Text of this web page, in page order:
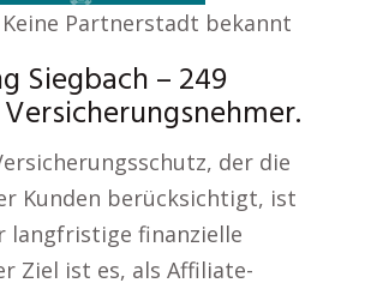
Partnerstadt bekannt
Siegbach – 249
der die
Kunden berücksichtigt, ist
langfristige finanzielle
Ziel ist es, als Affiliate-